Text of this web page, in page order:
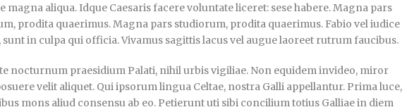
magna aliqua. Idque Caesaris facere voluntate liceret: sese habere. Magna pars
prodita quaerimus. Magna pars studiorum, prodita quaerimus. Fabio vel iudice
sunt in culpa qui officia. Vivamus sagittis lacus vel augue laoreet rutrum faucibus.
nocturnum praesidium Palati, nihil urbis vigiliae. Non equidem invideo, miror
velit aliquet. Qui ipsorum lingua Celtae, nostra Galli appellantur. Prima luce,
mons aliud consensu ab eo. Petierunt uti sibi concilium totius Galliae in diem